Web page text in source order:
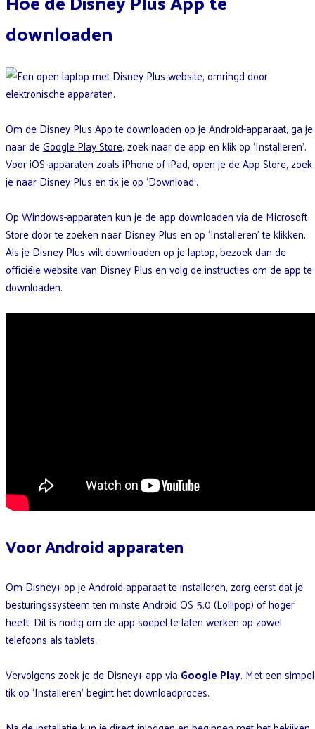
downloaden
Om de Disney Plus App te downloaden op je Android-apparaat, ga je
naar deGoogle Play Store, zoek naar de app en klik op ‘Installeren’.
Voor iOS-apparaten zoals iPhone of iPad, open je de App Store, zoek
je naar Disney Plus en tik je op ‘Download’.
Op Windows-apparaten kun je de app downloaden via de Microsoft
Store door te zoeken naar Disney Plus en op ‘Installeren’ te klikken.
Als je Disney Plus wilt downloaden op je laptop, bezoek dan de
officiële website van Disney Plus en volg de instructies om de app te
downloaden.
Voor Android apparaten
Om Disney+ op je Android-apparaat te installeren, zorg eerst dat je
besturingssysteem ten minste Android OS 5.0 (Lollipop) of hoger
heeft. Dit is nodig om de app soepel te laten werken op zowel
telefoons als tablets.
Vervolgens zoek je de Disney+ app via Google Play. Met een
tik op ‘Installeren’ begint het downloadproces.